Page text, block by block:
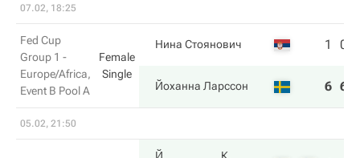
07.02, 18:25
Fed Cup
Group 1 -
Europe/Africa,
Event B Pool A
Female
Single
Нина Стоянович 1 0
Йоханна Ларссон 6 6
05.02, 21:50